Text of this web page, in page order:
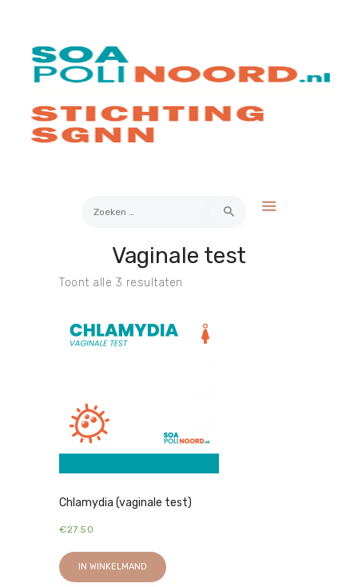
naar:
Vaginale test
Over soa
Bestellen
Kosten
Mijn Uitslag
Toont alle 3 resultaten
Chlamydia (vaginale test)
€27.50
IN WINKELMAND